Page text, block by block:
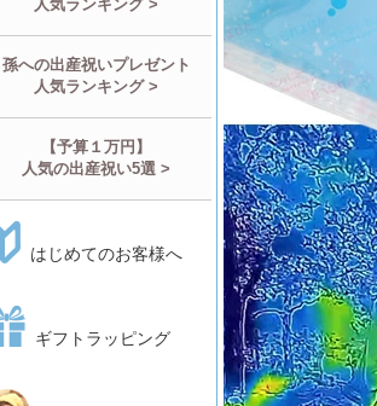
人気ランキング >
孫への出産祝いプレゼント
人気ランキング >
【予算１万円】
人気の出産祝い5選 >
はじめてのお客様へ
ギフトラッピング